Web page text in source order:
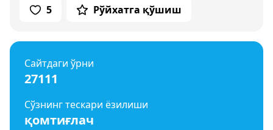
5 Рўйхатга қўшиш
Сайтдаги ўрни
27111
Сўзнинг тескари ёзилиши
қомтиғлач